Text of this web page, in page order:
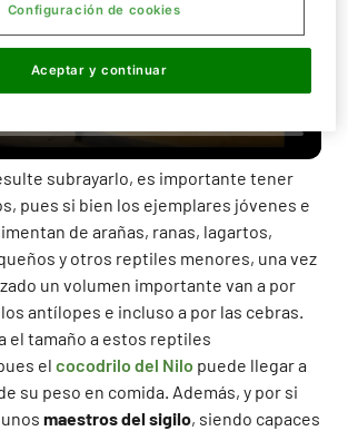
subrayarlo, es importante tener
pues si bien los ejemplares jóvenes e
de arañas, ranas, lagartos,
y otros reptiles menores, una vez
un volumen importante van a por
antílopes e incluso a por las cebras.
el tamaño a estos reptiles
el cocodrilo del Nilo puede llegar a
su peso en comida. Además, y por si
maestros del sigilo, siendo capaces
Aceptar y continuar
Configuración de cookies